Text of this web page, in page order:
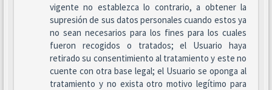
vigente no establezca lo contrario, a obtener la
supresión de sus datos personales cuando estos ya
no sean necesarios para los fines para los cuales
fueron recogidos o tratados; el Usuario haya
retirado su consentimiento al tratamiento y este no
cuente con otra base legal; el Usuario se oponga al
tratamiento y no exista otro motivo legítimo para